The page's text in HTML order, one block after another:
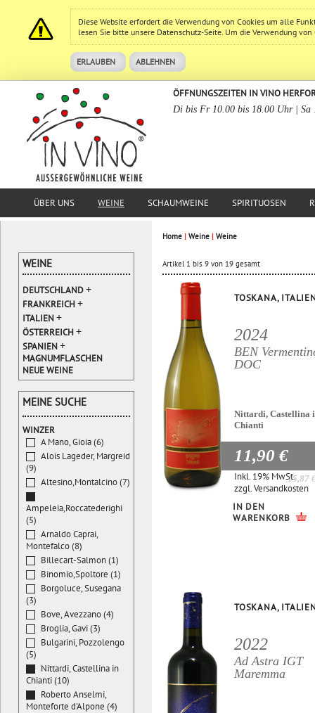
Diese Website erfordert die Verwendung von Cookies um alle
lesen Sie bitte unsere Datenschutz-Seite. Um die Verwendung
ERLAUBEN ABLEHNEN
ÖFFNUNGSZEITEN IN VINO
Di bis Fr 10.00 bis 18.00 Uhr | Sa
ÜBER UNS WEINE SCHAUMWEINE SPIRITUOSEN
Home | Weine | Weine
Artikel 1 bis 9 von 19 gesamt
TOSKANA,
2024
BEN
DOC
Nittardi, Castellina
Chianti
11,90 €
15,87
Inkl. 19% MwSt.
zzgl.Versandkosten
IN DEN
WARENKORB
TOSKANA,
2022
Ad Astra IGT
Maremma
WEINE
DEUTSCHLAND+
FRANKREICH+
ITALIEN+
ÖSTERREICH+
SPANIEN+
MAGNUMFLASCHEN
NEUE WEINE
MEINE SUCHE
WINZER
A Mano, Gioia (6)
Alois Lageder, Margreid
(9)
Altesino,Montalcino (7)
Ampeleia,Roccatederighi
(5)
Arnaldo Caprai,
Montefalco (8)
Billecart-Salmon (1)
Binomio,Spoltore (1)
Borgoluce, Susegana
(3)
Bove, Avezzano (4)
Broglia, Gavi (3)
Bulgarini, Pozzolengo
(5)
Nittardi, Castellina in
Chianti (10)
Roberto Anselmi,
Monteforte d'Alpone (4)